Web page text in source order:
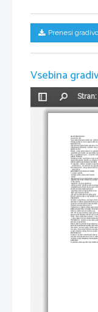
Prenesi gradivo
Vsebina
Preklopi
stransko
Stran:
*opis (našteti lastnosti nečesa) npr. zoofobija
*razlaga (poiščeš vzrok za pojav-potlačene
B praktični cilji
*napovedovanje (predvidevanje kako se bo
*spreminjanje (preurediš v tej smeri da je
MOTIVACIJA
Potreba: -stanje neravnovesja, ki je
-psihološke spremembe: gre za presežke
Cilji: so predmeti,situacije...s katerimi
VRSTE POTREB
*biološke potrebe: so prirojene on gre za
*psihološke potrebe: potrebe po
NAČIN ZADOVOLJEVANJA POTREB
A *nagonsko – dihanje, utripanje s
*socializirano – vse ostale, ki niso
B *homeostatično – hranjenje,biološke in
   *progresivno
HIERARHIČNA TEORIJA POTREB
1. osnovne potrebe
-biološke potrebe-hrana,tekočina,kisik
-varnost
-ljubezen-potreba po tem da imamo nekoga
-ugled-da ima človek občutek da ga drugi
2. višje potrebe
-kognitivne: znanje-razgledanost
-estetske potrebe: potreba po
-samoaktalizacija-človek razvija svoje
Značilnosti samoaktaliziranih ljudi:
-sprejemajo sebe in druge ljudi take kot so
-imeli naj bi smisel za humor
-bili naj bi nekonformisti (neprilagojeni)
Kritika: nekateri ljudje so izjeme,njihove
VREDNOTE
Vrednote so prepričanja o tem kaj je dobro
*hedonske vrednote-
*potenčne vrednote-kariera,denar,družbeni
*moralne vrednote-družina,otroci
*izpolnitvene vrednote-obiskovanje
*ID – ID ob rojstvu vsebuje nagon, glavni
kasneje pa ID vključuje tudi tisto kar je
*EGO – EGO sledi načelu realnosti: -v
-v nezavednem delu ima obrambni
*SUPEREGO – moralne norme, ideal jaza
kaznuje z vestjo,krivdo)
Kako se kaže nezavedno? Sanje,
ZAVESTNA IN NEZAVEDNA
*nezavedna : zavest je zgolj v družbi
*zavestna : človek naj bi vedel
za njih odločimo, cilji naj bi bili racionalni
FRUSTRACIJA
Je stanje oviranosti v motivacijski situaciji
*zunanje ovire(cilj-nekam iti: ovira je
*notranje ovire(pomanjkanje talenta-glasba)
KONFLIKT
Je posledica sočasnega delovanja